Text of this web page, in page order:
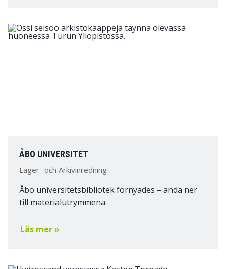
ÅBO UNIVERSITET
Lager- och Arkivinredning
Åbo universitetsbibliotek förnyades – ända ner
till materialutrymmena.
Läs mer »